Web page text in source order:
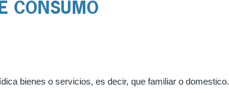
CONSUMO
bienes o servicios, es decir, que familiar o domestico.